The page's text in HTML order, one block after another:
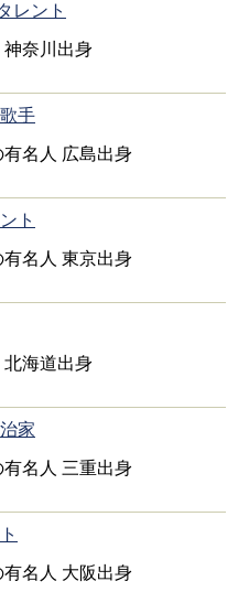
レント
神奈川出身
手
有名人 広島出身
ト
有名人 東京出身
北海道出身
家
有名人 三重出身
有名人 大阪出身